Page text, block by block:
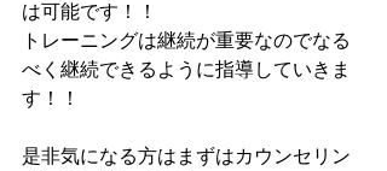
は可能です！！
トレーニングは継続が重要なのでなる
べく継続できるように指導していきま
す！！
是非気になる方はまずはカウンセリン